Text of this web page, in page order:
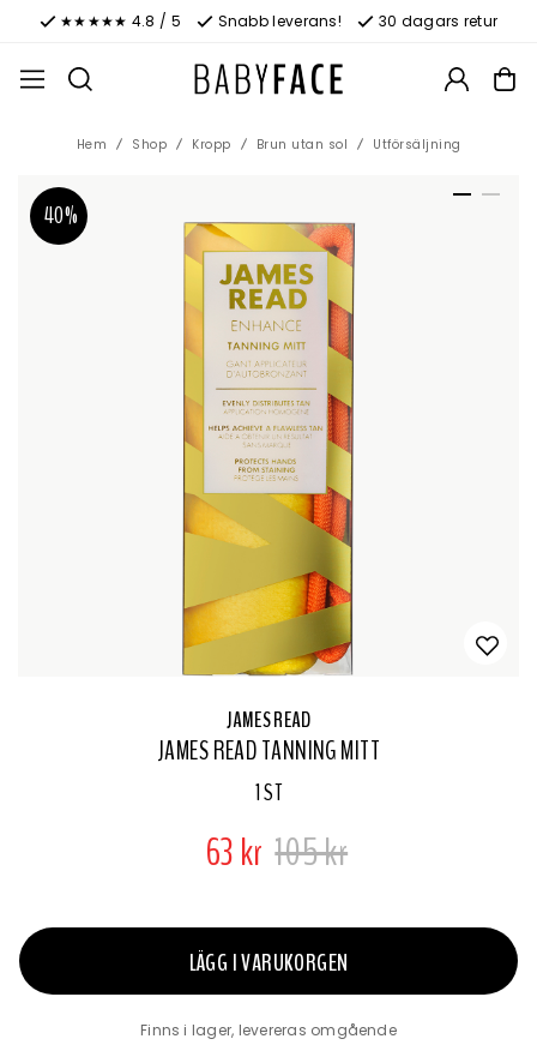
★★★★★ 4.8 / 5 Snabb leverans! 30 dagars retur
Hem Shop Kropp Brun utan sol Utförsäljning
40%
JAMES READ
JAMES READ TANNING MITT
1 ST
63 kr 105 kr
LÄGG I VARUKORGEN
Finns i lager, levereras omgående